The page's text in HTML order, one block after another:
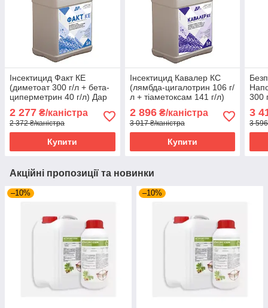
Інсектицид Факт КЕ
(диметоат 300 г/л + бета-
циперметрин 40 г/л) Дар
2 277 ₴/каністра
2 372 ₴/каністра
Купити
Інсектицид Кавалер КС
(лямбда-цигалотрин 106 г/
л + тiаметоксам 141 г/л)
2 896₴/каністра
3 017 ₴/каністра
Купити
300
3
3
Акційні пропозиції та новинки
–10% –10%